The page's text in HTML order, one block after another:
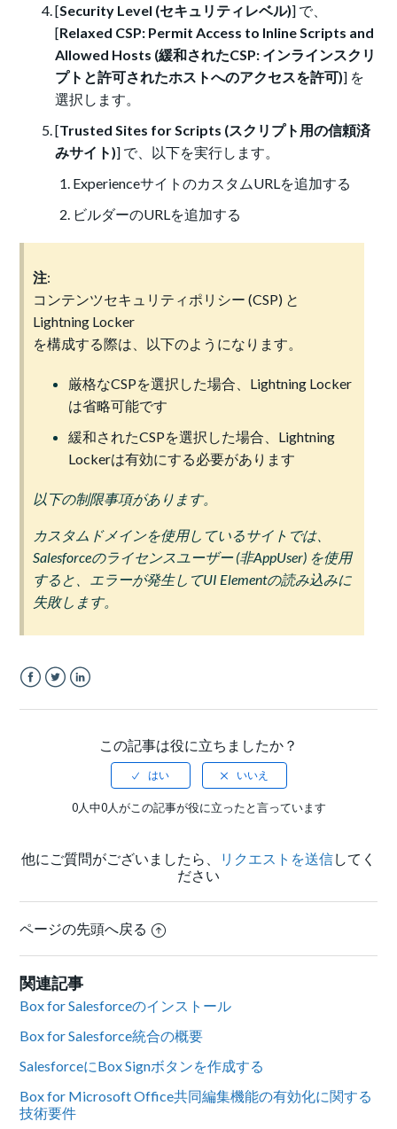
[Security Level (セキュリティレベル)] で、
[Relaxed CSP: Permit Access to Inline Scripts and
Allowed Hosts (緩和されたCSP: インラインスクリ
プトと許可されたホストへのアクセスを許可)] を
選択します。
[Trusted Sites for Scripts (スクリプト用の信頼済
みサイト)] で、以下を実行します。
ExperienceサイトのカスタムURLを追加する
ビルダーのURLを追加する
注:
コンテンツセキュリティポリシー (CSP) と
Lightning Locker
を構成する際は、以下のようになります。
厳格なCSPを選択した場合、Lightning Locker
は省略可能です
緩和されたCSPを選択した場合、Lightning
Lockerは有効にする必要があります
以下の制限事項があります。
カスタムドメインを使用しているサイトでは、
Salesforceのライセンスユーザー (非AppUser) を使用
すると、エラーが発生してUI Elementの読み込みに
失敗します。
この記事は役に立ちましたか？
0人中0人がこの記事が役に立ったと言っています
他にご質問がございましたら、 リクエストを送信してく
ださい
ページの先頭へ戻る
関連記事
Box for Salesforceのインストール
Box for Salesforce統合の概要
SalesforceにBox Signボタンを作成する
Box for Microsoft Office共同編集機能の有効化に関する
技術要件